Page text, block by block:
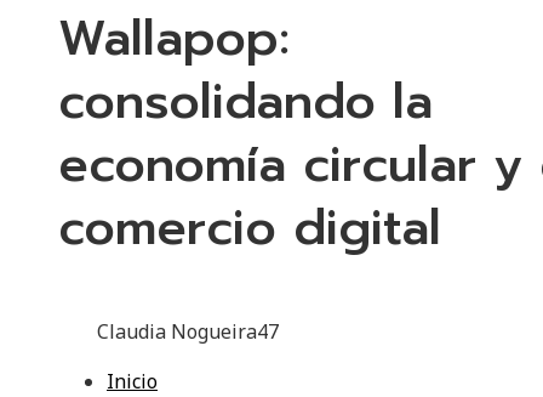
Wallapop:
consolidando la
economía circular y
comercio digital
Claudia Nogueira47
Inicio